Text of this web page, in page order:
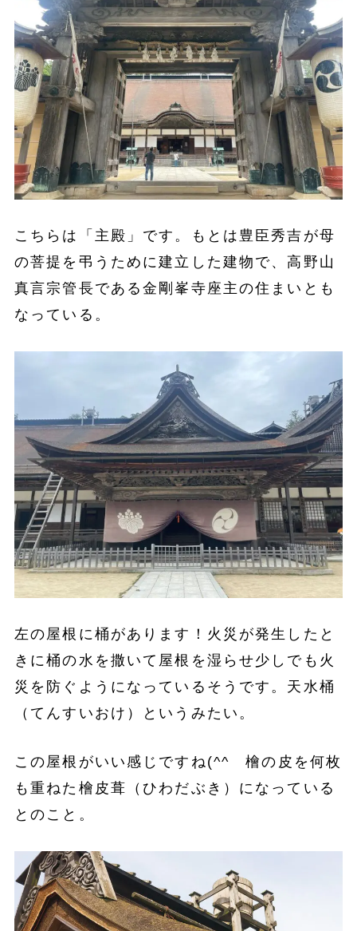
こちらは「主殿」です。もとは豊臣秀吉が母
の菩提を弔うために建立した建物で、高野山
真言宗管長である金剛峯寺座主の住まいとも
なっている。
左の屋根に桶があります！火災が発生したと
きに桶の水を撒いて屋根を湿らせ少しでも火
災を防ぐようになっているそうです。天水桶
（てんすいおけ）というみたい。
この屋根がいい感じですね(^^ 檜の皮を何枚
も重ねた檜皮葺（ひわだぶき）になっている
とのこと。